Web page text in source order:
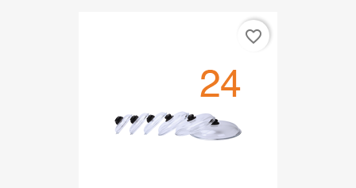
favorite_border